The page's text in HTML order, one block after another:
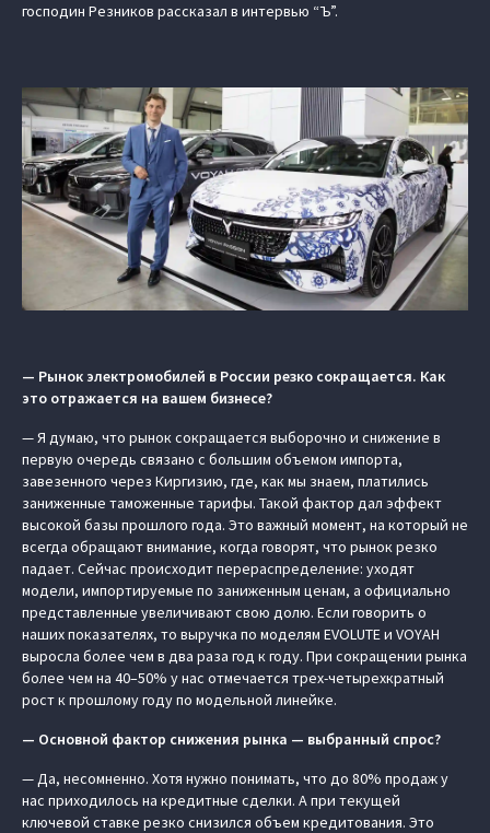
господин Резников рассказал в интервью “Ъ”.
— Рынок электромобилей в России резко сокращается. Как
это отражается на вашем бизнесе?
— Я думаю, что рынок сокращается выборочно и снижение в
первую очередь связано с большим объемом импорта,
завезенного через Киргизию, где, как мы знаем, платились
заниженные таможенные тарифы. Такой фактор дал эффект
высокой базы прошлого года. Это важный момент, на который не
всегда обращают внимание, когда говорят, что рынок резко
падает. Сейчас происходит перераспределение: уходят
модели, импортируемые по заниженным ценам, а официально
представленные увеличивают свою долю. Если говорить о
наших показателях, то выручка по моделям EVOLUTE и VOYAH
выросла более чем в два раза год к году. При сокращении рынка
более чем на 40–50% у нас отмечается трех-четырехкратный
рост к прошлому году по модельной линейке.
— Основной фактор снижения рынка — выбранный спрос?
— Да, несомненно. Хотя нужно понимать, что до 80% продаж у
нас приходилось на кредитные сделки. А при текущей
ключевой ставке резко снизился объем кредитования. Это